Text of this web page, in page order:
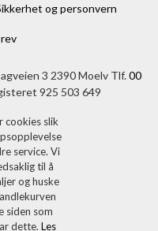
og personvern
3 2390 Moelv Tlf.00
925 503 649
cookies slik
service. Vi
til å
og huske
siden som
dette. Les